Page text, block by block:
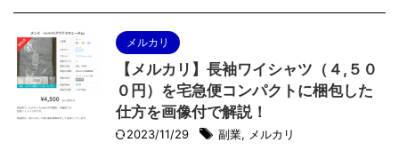
メルカリ
【メルカリ】長袖ワイシャツ（４,５０
０円）を宅急便コンパクトに梱包した
仕方を画像付で解説！
2023/11/29 副業, メルカリ